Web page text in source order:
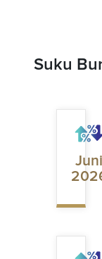
Suku
Juni